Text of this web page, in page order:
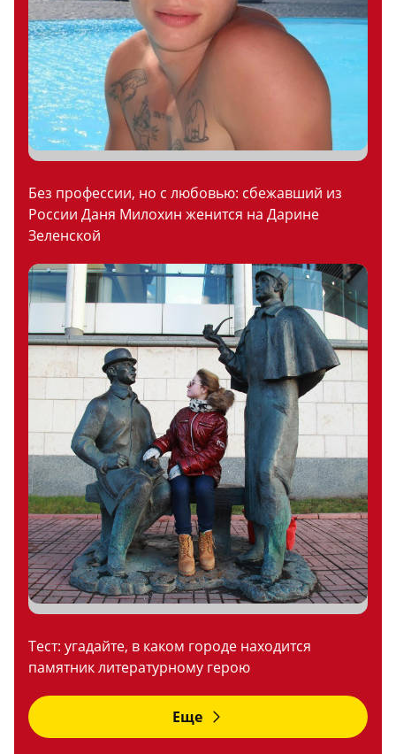
Без профессии, но с любовью: сбежавший из
России Даня Милохин женится на Дарине
Зеленской
Тест: угадайте, в каком городе находится
памятник литературному герою
Еще